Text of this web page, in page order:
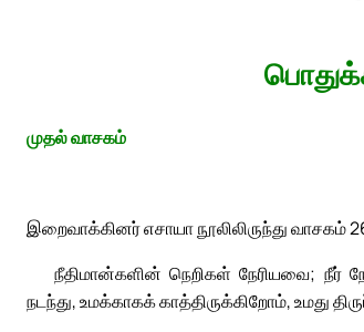
முதல் வாசகம்
இறைவாக்கினர் எசாயா நூலிலிருந்து வாசகம்
நீதிமான்களின் நெறிகள் நேரியவை; நீர்
நடந்து, உமக்காகக் காத்திருக்கிறோம், உமது